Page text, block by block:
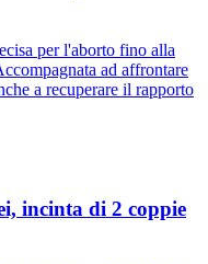
per l'aborto fino alla
ad affrontare
a recuperare il rapporto
incinta di 2 coppie